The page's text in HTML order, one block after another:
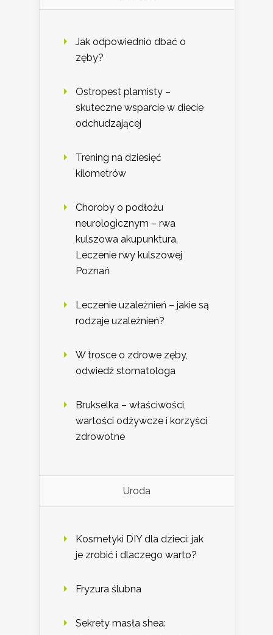
Jak odpowiednio dbać o
zęby?
Ostropest plamisty –
skuteczne wsparcie w diecie
odchudzającej
Trening na dziesięć
kilometrów
Choroby o podłożu
neurologicznym – rwa
kulszowa akupunktura.
Leczenie rwy kulszowej
Poznań
Leczenie uzależnień – jakie są
rodzaje uzależnień?
W trosce o zdrowe zęby,
odwiedź stomatologa
Brukselka – właściwości,
wartości odżywcze i korzyści
zdrowotne
Uroda
Kosmetyki DIY dla dzieci: jak
je zrobić i dlaczego warto?
Fryzura ślubna
Sekrety masła shea: